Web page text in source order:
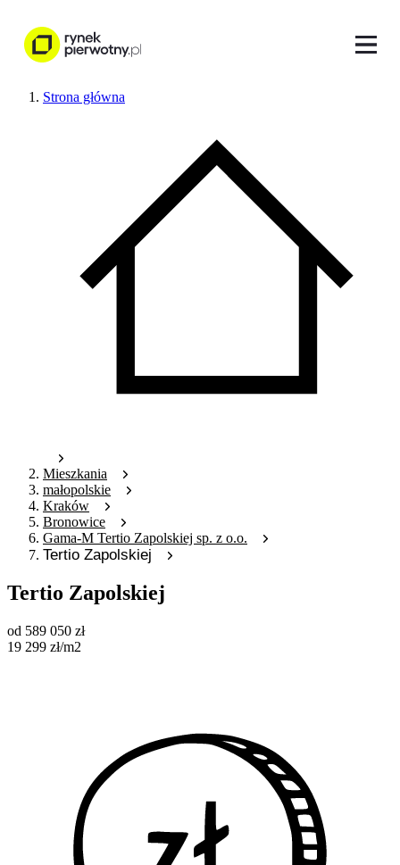
Strona główna
Mieszkania
małopolskie
Kraków
Bronowice
Gama-M Tertio Zapolskiej sp. z o.o.
Tertio Zapolskiej
Tertio Zapolskiej
od 589 050 zł
19 299 zł/m2